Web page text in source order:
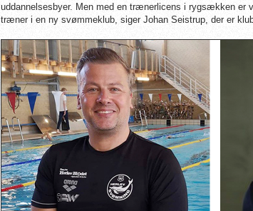
uddannelsesbyer. Men med en trænerlicens i rygsækken er
træner i en ny svømmeklub, siger Johan Seistrup, der er